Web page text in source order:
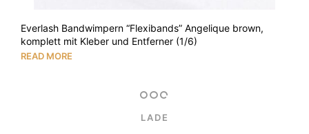
Everlash Bandwimpern “Flexibands” Angelique brown,
komplett mit Kleber und Entferner (1/6)
READ MORE
LADE